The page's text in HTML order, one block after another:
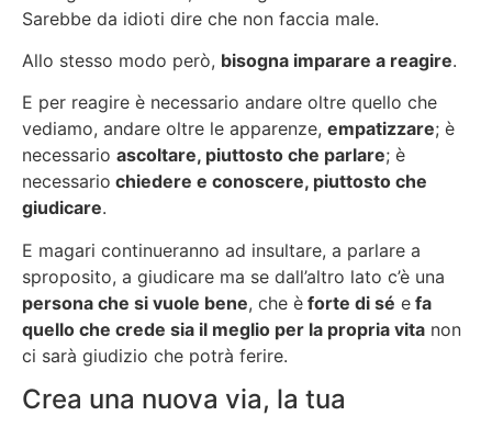
Sarebbe da idioti dire che non faccia male.
Allo stesso modo però, bisogna imparare a reagire.
E per reagire è necessario andare oltre quello che
vediamo, andare oltre le apparenze, empatizzare; è
necessario ascoltare, piuttosto che parlare; è
necessario chiedere e conoscere, piuttosto che
giudicare.
E magari continueranno ad insultare, a parlare a
sproposito, a giudicare ma se dall’altro lato c’è una
persona che si vuole bene, che è forte di sé e fa
quello che crede sia il meglio per la propria vita non
ci sarà giudizio che potrà ferire.
Crea una nuova via, la tua